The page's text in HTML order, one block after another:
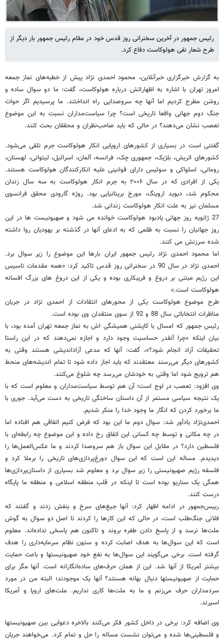
رئیس جمهور در آخرین سخنرانی روز قدس خود در مقام رئیس جمهور بار دیگر از
طرح شعار نفی هولوکاست دفاع کرد.
به گزارش خبرگزاری خبرآنلاین، محمود احمدی نژاد پیش از خطبه‌های نماز جمعه
امروز تهران با اشاره به اظهاراتش درباره هولوکاست، گفت: ما دو سوال ساده و
روشن مطرح کردیم اما آنها چه سروصدایی راه انداختند. ما پرسیدیم اگر حواث
جنگ دوم جهانی واقعا تاریخی است؟ چرا سیاست‌مداران نسبت به این موضوع
تعصب نشان می‌دهند؟ در حالی که باید صاحب‌نظران و محققان بحث کنند.
گفتنی است در بسیاری از کشورهای اروپایی انکار هولوکاست جرم تلقی می‌شود.
کشورهای اتریش، بلژیک، جمهوری چک، فرانسه، آلمان، اسرائیل، لیتوانی، لهستان،
رومانی، اسلواکی و سوئیس دارای قوانینی علیه انکارکنندگان هولوکاست هستند.
یکی از افرادی که در سال ۲۰۰۶ به جرم انکار هولوکاست به سه سال زندان
محکوم شد، دیوید اروینگ، مورخ بریتانیایی بود. روژه گارودی محقق فرانسوی
مسلمان نیز به علت انکار هولوکاست زندانی شد.
27 ژانویه روز جهانی یادبود هولوکاست خوانده می شود و صهیونیست ها در این
روز جهانیان را نسبت به ظلمی که به ادعای آنها در گذشته بر یهودیان روا داشته
شده سرزنش می کنند.
اما محمود احمدی نژاد رئیس جمهور ایران بارها این موضوع را زیر سوال برد.
احمدی نژاد در سال 90 در سخنرانی روز قدس تاکید کرد: «همه مقدمات تاسیس
این رژیم مبتنی بر دروغ و فریبکاری بوده و یکی از این دروغ های بزرگ افسانه
هولوکاست است.»
طرح موضوع هولوکاست یکی از محورهای انتقادات از احمدی نژاد در جریان
مناظرات انتخاباتی سال 88 و 92 از سوی منتقدان وی بوده است.
رئیس جمهور که امسال با کاپشنی همیشگی اش به نماز جمعه تهران آمده بود، با
بیان اینکه «چرا آنقدر حساسیت وجود دارد و اجازه نمی‌دهند که در این راستا
تحقیقات آزاد انجام شود؟»، گفت: آنها که مدعی آزاداندیشی هستند وقتی به
کشورهای دیگر می‌رسند معتقدند که باید اجاز داده شود تا تمام اندیشه‌های منحط
هم ترویج شود اما وقتی به خودشان می‌رسد چه شلوغ می‌کنند.
وی افزود: تعصب در اوج است؛ آن هم توسط سیاست‌مداران و معلوم است که با
یک نتیجه سیاسی مستمر از آن داستان ساختگی تاریخی به دست می‌آید. جوری با
ما برخورد کردن که انگار ما وجود خدا را منکر شدیم.
احمدی‌نژاد یادآور شد: سوال دوم ما این بود که فرض کنیم اتفاقی هم افتاده اما
در چه مکانی و توسط چه کسانی این اتفاق رخ داده و این موضوع چه رابطه‌ای با
فلسطین دارد؟ در مقابل این سوال باز هم سروصدا کردند و ما عکس‌العمل‌ها را
دیدیدم. مساله این است که این سوال دورغ‌پردازی‌های تاریخی را برملا کرد و
فلسفه رژیم صهیونیستی را زیر سوال برد و معلوم شد بسیاری از داستان‌پردازی‌ها
همگی یک سناریو بوده است تا اینکه در قلب منطقه اسلامی و منطقه ما پایگاه
درست کنند.
رییس‌جمهور در ادامه اظهار کرد: آنها جیغ‌های سرخ و بنفش زدند و گفتند که
فلانی جنگ‌طلب است، در حالی که این‌ کارها را کردند تا اصل دو سوال به گوش
ملت‌ها نرسد و از پاسخ دادن طفره بروند و تاکنون هم پاسخی نداده‌اند. معلوم
است که این سوال‌ها به هدف اصابت کرده و ستون نظام سرمایه‌داری را هدف
گرفته است. برخی می‌گویند این سوال‌ها به نفع خود صهیونیستها و باعث حمایت
بیشتر آمریکا از آنها شد. این از همان حرف‌های ساده‌انگارانه است. آنها مگر برای
حمایت از صهیونیستها دنبال بهانه هستند؟ آنها یک موجودند؛ البته من در مورد
سردمداران حرف می‌زنم و ما به ملت‌ها کاری نداریم. ملت‌های اروپا و آمریکا
اسیرند.
وی اضافه کرد: برخی در داخل کشور فکر می‌کنند بالاخره دعوایی بین صهیونیست​ها
و فلسطینی‌ها شده و می‌توان نشست مساله را حل و تمام کرد. می‌خواهند جریان